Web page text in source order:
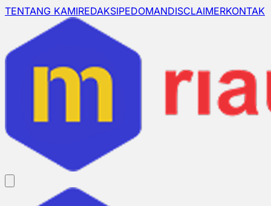
TENTANG KAMIREDAKSIPEDOMANDISCLAIMERKONTAK